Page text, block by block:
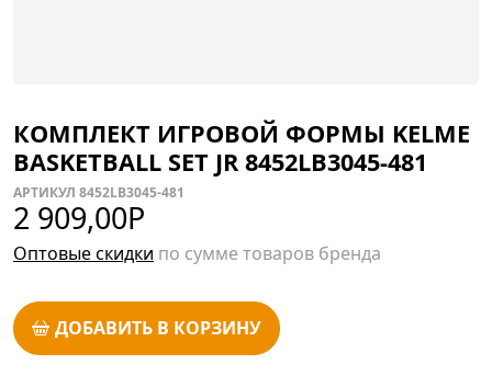
КОМПЛЕКТ ИГРОВОЙ ФОРМЫ KELME
BASKETBALL SET JR 8452LB3045-481
АРТИКУЛ 8452LB3045-481
2 909,00Р
Оптовые скидки по сумме товаров бренда
ДОБАВИТЬ В КОРЗИНУ